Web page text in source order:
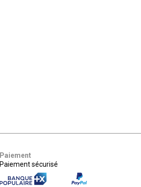
Paiement
Paiement sécurisé